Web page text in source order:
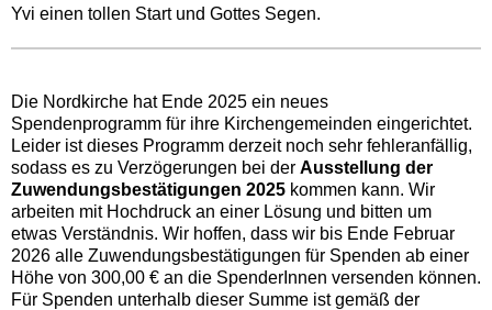
Yvi einen tollen Start und Gottes Segen.‍
Die Nordkirche hat Ende 2025 ein neues
Spendenprogramm für ihre Kirchengemeinden eingerichtet.
Leider ist dieses Programm derzeit noch sehr fehleranfällig,
sodass es zu Verzögerungen bei der Ausstellung der
Zuwendungsbestätigungen 2025 kommen kann. Wir
arbeiten mit Hochdruck an einer Lösung und bitten um
etwas Verständnis. Wir hoffen, dass wir bis Ende Februar
2026 alle Zuwendungsbestätigungen für Spenden ab einer
Höhe von 300,00 € an die SpenderInnen versenden können.
Für Spenden unterhalb dieser Summe ist gemäß der